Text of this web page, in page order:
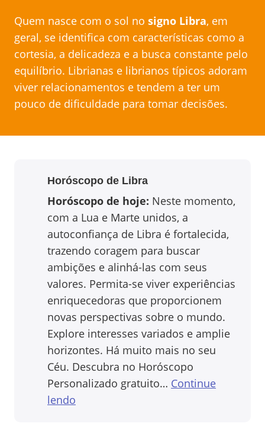
Quem nasce com o sol no signo Libra, em
geral, se identifica com características como a
cortesia, a delicadeza e a busca constante pelo
equilíbrio. Librianas e librianos típicos adoram
viver relacionamentos e tendem a ter um
pouco de dificuldade para tomar decisões.
Horóscopo de Libra
Horóscopo de hoje: Neste momento,
com a Lua e Marte unidos, a
autoconfiança de Libra é fortalecida,
trazendo coragem para buscar
ambições e alinhá-las com seus
valores. Permita-se viver experiências
enriquecedoras que proporcionem
novas perspectivas sobre o mundo.
Explore interesses variados e amplie
horizontes. Há muito mais no seu
Céu. Descubra no Horóscopo
Personalizado gratuito… Continue
lendo